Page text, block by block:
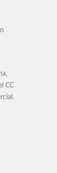
CC